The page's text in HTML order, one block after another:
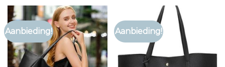
Aanbieding! Aanbieding!